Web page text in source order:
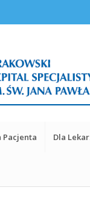
Pacjenta Dla